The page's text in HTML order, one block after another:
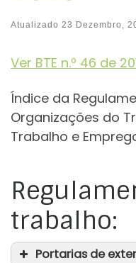
Atualizado 23 Dezembro,
Ver BTE n.º 46 de
Índice da
Organizações do
Trabalho e
trabalho:
Portarias de